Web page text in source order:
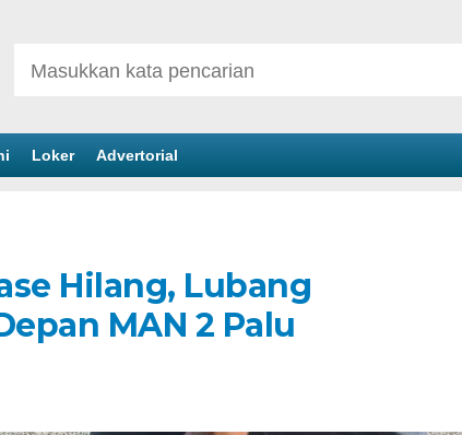
Loker Advertorial
Hilang, Lubang
MAN 2 Palu